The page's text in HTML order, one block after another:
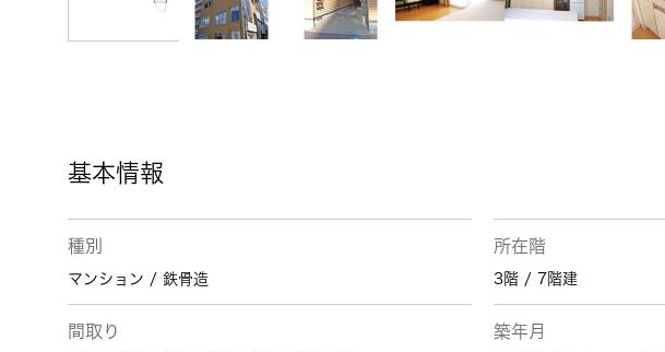
基本情報
種別
マンション / 鉄骨造
所在階
3階 / 7階建
間取り 築年月